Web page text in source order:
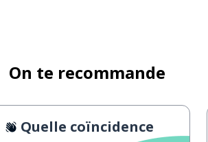
On te recommande
Quelle coïncidence